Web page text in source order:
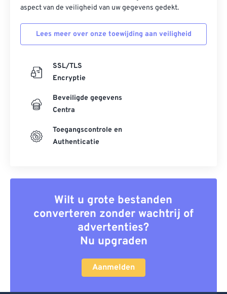
aspect van de veiligheid van uw gegevens gedekt.
Lees meer over onze toewijding aan veiligheid
SSL/TLS
Encryptie
Beveiligde gegevens
Centra
Toegangscontrole en
Authenticatie
Wilt u grote bestanden
converteren zonder wachtrij of
advertenties?
Nu upgraden
Aanmelden